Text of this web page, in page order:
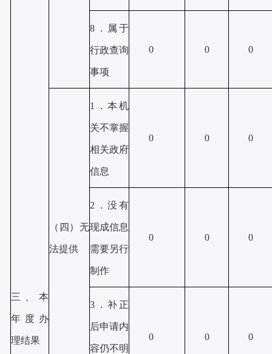
三、本
年度办
理结果
8．属于
行政查询
事项
0 0 0
（四）无
法提供
1．本机
关不掌握
相关政府
信息
0 0 0
2．没有
现成信息
需要另行
制作
0 0 0
3．补正
后申请内
容仍不明
0 0 0